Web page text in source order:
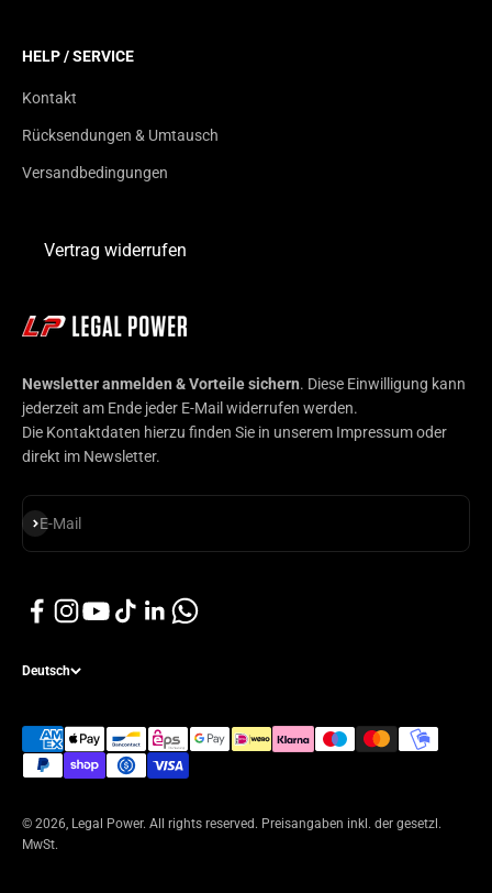
HELP / SERVICE
Kontakt
Rücksendungen & Umtausch
Versandbedingungen
Vertrag widerrufen
Newsletter anmelden & Vorteile sichern. Diese Einwilligung kann
jederzeit am Ende jeder E-Mail widerrufen werden.
Die Kontaktdaten hierzu finden Sie in unserem Impressum oder
direkt im Newsletter.
E-Mail
Abonnieren
Deutsch
© 2026, Legal Power. All rights reserved. Preisangaben inkl. der gesetzl.
MwSt.